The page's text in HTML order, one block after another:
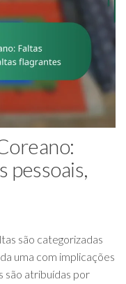
pessoais,
são categorizadas
uma com implicações
são atribuídas por